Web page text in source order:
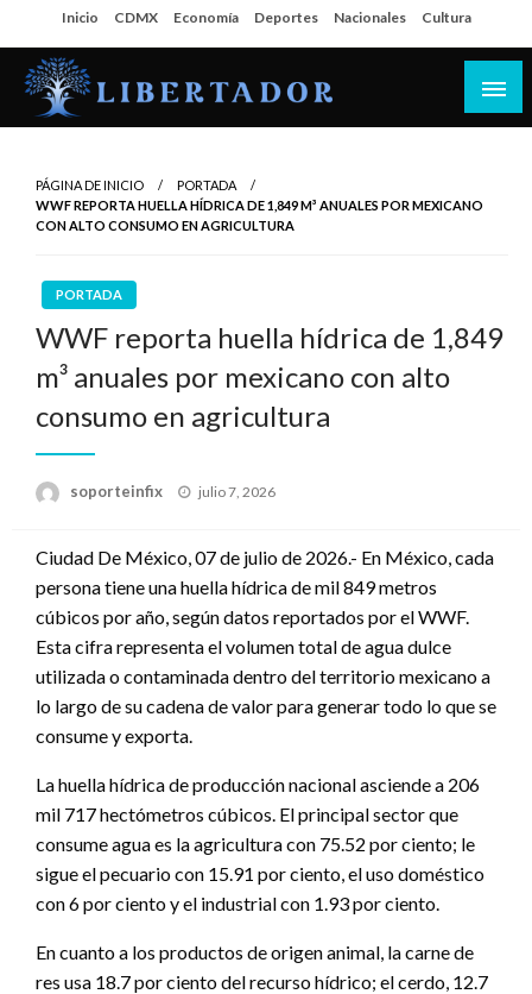
al
contenido
Inicio CDMX Economía Deportes Nacionales Cultura
PÁGINA DE INICIO
PORTADA
WWF REPORTA HUELLA HÍDRICA DE 1,849 M³ ANUALES POR MEXICANO
CON ALTO CONSUMO EN AGRICULTURA
PORTADA
WWF reporta huella hídrica de 1,849
m³ anuales por mexicano con alto
consumo en agricultura
soporteinfix
Publicado
julio 7, 2026
Ciudad De México, 07 de julio de 2026.- En México, cada
persona tiene una huella hídrica de mil 849 metros
cúbicos por año, según datos reportados por el WWF.
Esta cifra representa el volumen total de agua dulce
utilizada o contaminada dentro del territorio mexicano a
lo largo de su cadena de valor para generar todo lo que se
consume y exporta.
La huella hídrica de producción nacional asciende a 206
mil 717 hectómetros cúbicos. El principal sector que
consume agua es la agricultura con 75.52 por ciento; le
sigue el pecuario con 15.91 por ciento, el uso doméstico
con 6 por ciento y el industrial con 1.93 por ciento.
En cuanto a los productos de origen animal, la carne de
res usa 18.7 por ciento del recurso hídrico; el cerdo, 12.7